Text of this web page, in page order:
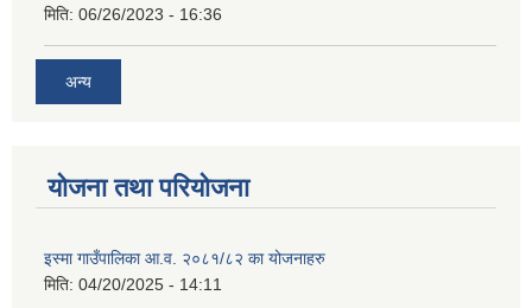
मिति: 06/26/2023 - 16:36
अन्य
योजना तथा परियोजना
इस्मा गाउँपालिका आ.व. २०८१/८२ का योजनाहरु
मिति: 04/20/2025 - 14:11